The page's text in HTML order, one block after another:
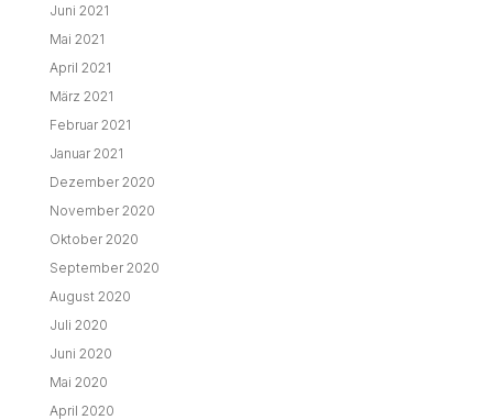
Juni 2021
Mai 2021
April 2021
März 2021
Februar 2021
Januar 2021
Dezember 2020
November 2020
Oktober 2020
September 2020
August 2020
Juli 2020
Juni 2020
Mai 2020
April 2020